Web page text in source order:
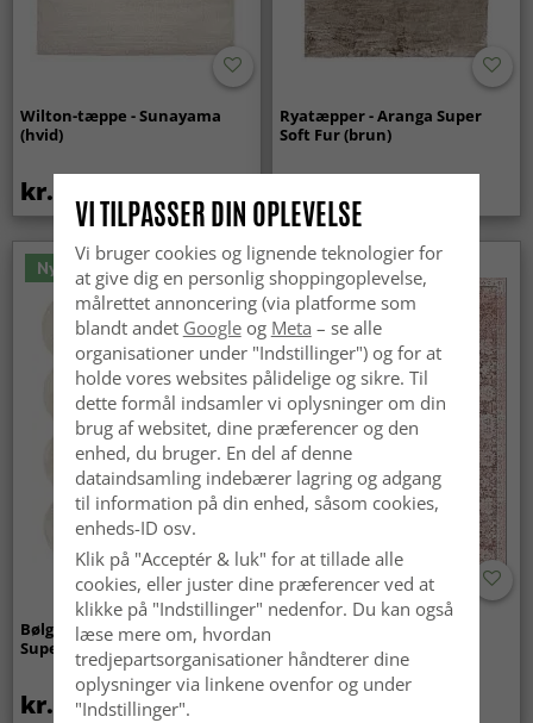
Wilton-tæppe - Sunayama
(hvid)
kr.419
Ryatæpper - Aranga Super
Soft Fur (brun)
Nyhed
Bølget ryatæppe - Aranga
Super Soft Fur (beige)
kr.369
(lyserød)
kr.329
VI TILPASSER DIN OPLEVELSE
Vi bruger cookies og lignende teknologier for
at give dig en personlig shoppingoplevelse,
målrettet annoncering (via platforme som
blandt andet Googleog Meta – se alle
organisationer under "Indstillinger") og for at
holde vores websites pålidelige og sikre. Til
dette formål indsamler vi oplysninger om din
brug af websitet, dine præferencer og den
enhed, du bruger. En del af denne
dataindsamling indebærer lagring og adgang
til information på din enhed, såsom cookies,
enheds-ID osv.
Klik på "Acceptér & luk" for at tillade alle
cookies, eller juster dine præferencer ved at
klikke på "Indstillinger" nedenfor. Du kan også
læse mere om, hvordan
tredjepartsorganisationer håndterer dine
oplysninger via linkene ovenfor og under
"Indstillinger".